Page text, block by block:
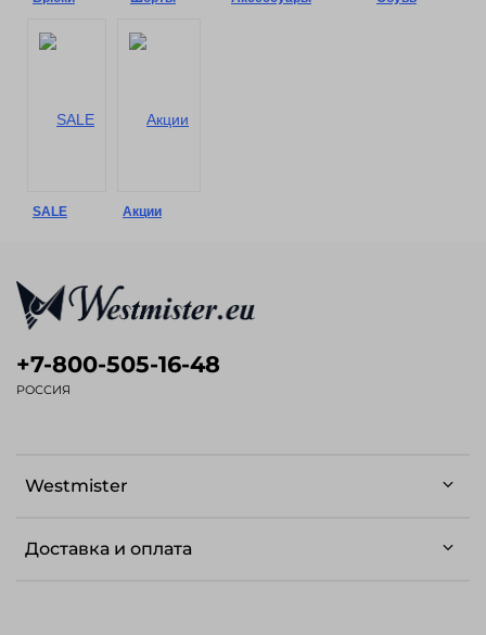
SALE Акции
Westmister
Доставка и оплата
+7-800-505-16-48
РОССИЯ